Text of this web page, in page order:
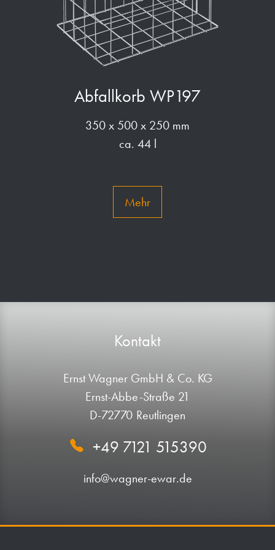
Abfallkorb WP197
350 x 500 x 250 mm
ca. 44 l
Mehr
Kontakt
Ernst Wagner GmbH & Co. KG
Ernst-Abbe-Straße 21
D-72770 Reutlingen
+49 7121 515390
info@wagner-ewar.de